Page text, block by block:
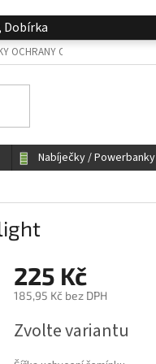
Dobírka
OCHRANY OSOBNÍCH ÚDAJŮ
Nabíječky / Powerbanky
225 Kč
185,95 Kč bez DPH
cena:
Zvolte variantu